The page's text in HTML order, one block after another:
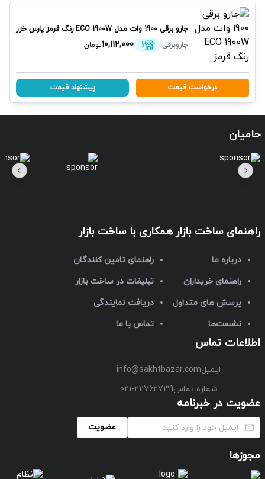
جارو برقی 1900 وات مدل ECO 1900W رنگ قرمز
پارس خزر
جاروبرقی
1
10,112,000تومان
درخواست قیمت پیشنهاد قیمت
حامیان
راهنمای ساخت بازار
درباره ما
راهنمای خریداران
پرسش های متداول
نشست‌ها
همکاری با ساخت بازار
راهنمای تامین کنندگان
تبلیغات در ساخت بازار
دریافت نمایندگی
تماس با ما
اطلاعات تماس
ایمیلinfo@sakhtbazar.com
شماره تماس021-22762739
عضویت در خبرنامه
عضویت
مجوزها